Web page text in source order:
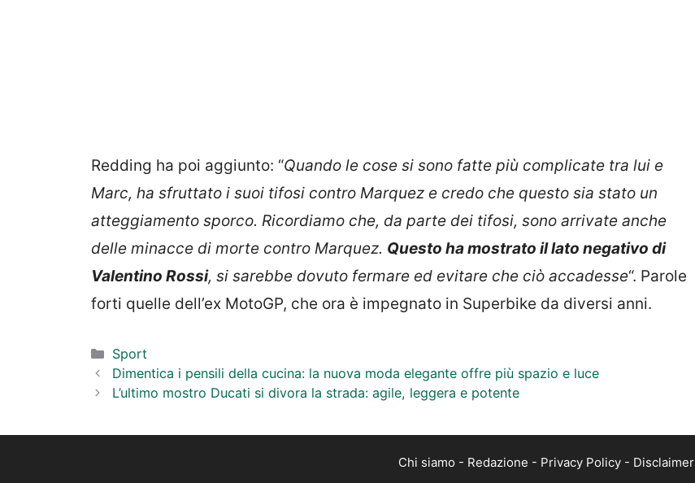
Redding ha poi aggiunto: “Quando le cose si sono fatte più complicate tra lui e
Marc, ha sfruttato i suoi tifosi contro Marquez e credo che questo sia stato un
atteggiamento sporco. Ricordiamo che, da parte dei tifosi, sono arrivate anche
delle minacce di morte contro Marquez. Questo ha mostrato il lato negativo di
Valentino Rossi, si sarebbe dovuto fermare ed evitare che ciò accadesse“. Parole
forti quelle dell’ex MotoGP, che ora è impegnato in Superbike da diversi anni.
Categorie
Sport
Dimentica i pensili della cucina: la nuova moda elegante offre più spazio e luce
L’ultimo mostro Ducati si divora la strada: agile, leggera e potente
Chi siamo - Redazione - Privacy Policy - Disclaimer